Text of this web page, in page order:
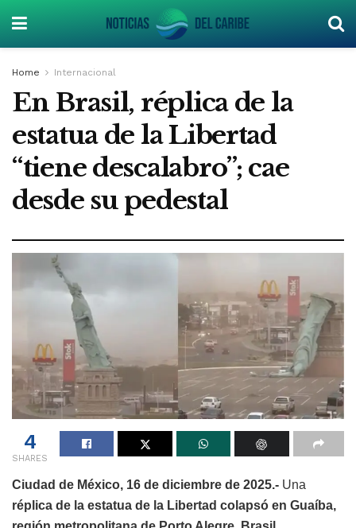
Home Internacional
En Brasil, réplica de la
estatua de la Libertad
“tiene descalabro”; cae
desde su pedestal
4
SHARES
Ciudad de México, 16 de diciembre de 2025.- Una
réplica de la estatua de la Libertad colapsó en Guaíba,